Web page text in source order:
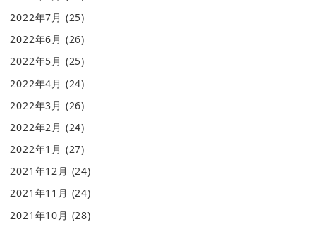
2022年7月 (25)
2022年6月 (26)
2022年5月 (25)
2022年4月 (24)
2022年3月 (26)
2022年2月 (24)
2022年1月 (27)
2021年12月 (24)
2021年11月 (24)
2021年10月 (28)